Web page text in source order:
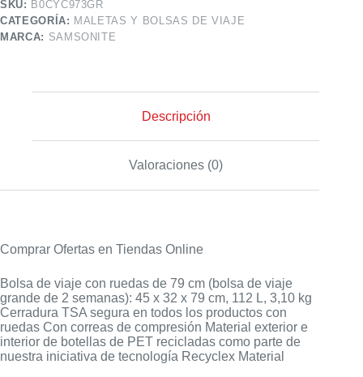
SKU: B0CYC973GR
CATEGORÍA: MALETAS Y BOLSAS DE VIAJE
MARCA: SAMSONITE
Descripción
Valoraciones (0)
Comprar Ofertas en Tiendas Online
Bolsa de viaje con ruedas de 79 cm (bolsa de viaje
grande de 2 semanas): 45 x 32 x 79 cm, 112 L, 3,10 kg
Cerradura TSA segura en todos los productos con
ruedas Con correas de compresión Material exterior e
interior de botellas de PET recicladas como parte de
nuestra iniciativa de tecnología Recyclex Material